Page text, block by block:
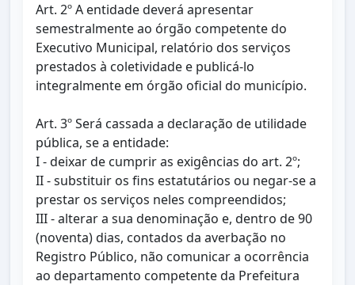
Art. 2º A entidade deverá apresentar
semestralmente ao órgão competente do
Executivo Municipal, relatório dos serviços
prestados à coletividade e publicá-lo
integralmente em órgão oficial do município.
Art. 3º Será cassada a declaração de utilidade
pública, se a entidade:
I - deixar de cumprir as exigências do art. 2º;
II - substituir os fins estatutários ou negar-se a
prestar os serviços neles compreendidos;
III - alterar a sua denominação e, dentro de 90
(noventa) dias, contados da averbação no
Registro Público, não comunicar a ocorrência
ao departamento competente da Prefeitura